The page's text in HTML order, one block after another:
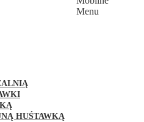
HUŚTAWKĄ
Menu